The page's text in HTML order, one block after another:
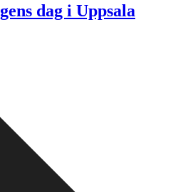
dag i Uppsala